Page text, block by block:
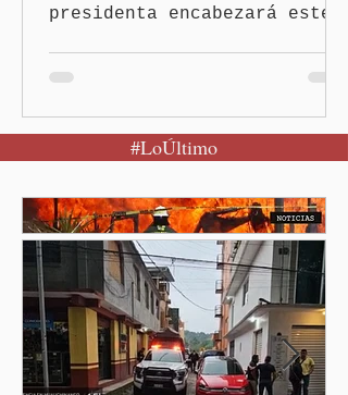
presidenta encabezará este
de México.-Puebla será el
punto de partida de la
Reforestación, una
estrategia del Gobierno de
México que reunirá de
manera simultánea a
autoridades, ejidos,
comunidades y ciudadanía de
las 32 entidades para
impulsar la restauración de
#LoÚltimo